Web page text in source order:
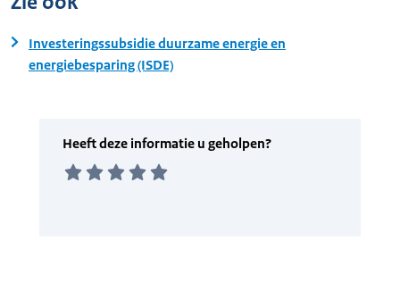
Investeringssubsidie duurzame energie en
energiebesparing (ISDE)